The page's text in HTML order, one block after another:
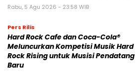
Rabu, 5 Agu 2026 - 23:58 WIB
Pers Rilis
Hard Rock Cafe dan Coca-Cola®
Meluncurkan Kompetisi Musik Hard
Rock Rising untuk Musisi Pendatang
Baru